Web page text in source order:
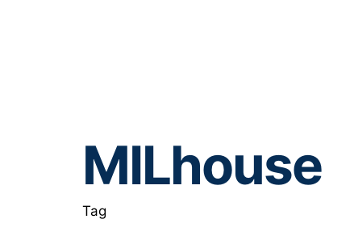
MILhouse
Tag